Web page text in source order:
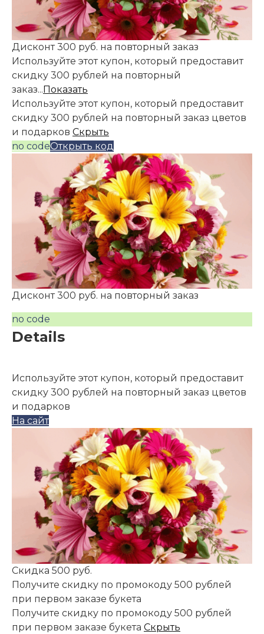
Дисконт 300 руб. на повторный заказ
Используйте этот купон, который предоставит
скидку 300 рублей на повторный
заказ...Показать
Используйте этот купон, который предоставит
скидку 300 рублей на повторный заказ цветов
и подарков Скрыть
no codeОткрыть код
Дисконт 300 руб. на повторный заказ
no code
Details
Используйте этот купон, который предоставит
скидку 300 рублей на повторный заказ цветов
и подарков
На сайт
Скидка 500 руб.
Получите скидку по промокоду 500 рублей
при первом заказе букета
Получите скидку по промокоду 500 рублей
при первом заказе букета Скрыть